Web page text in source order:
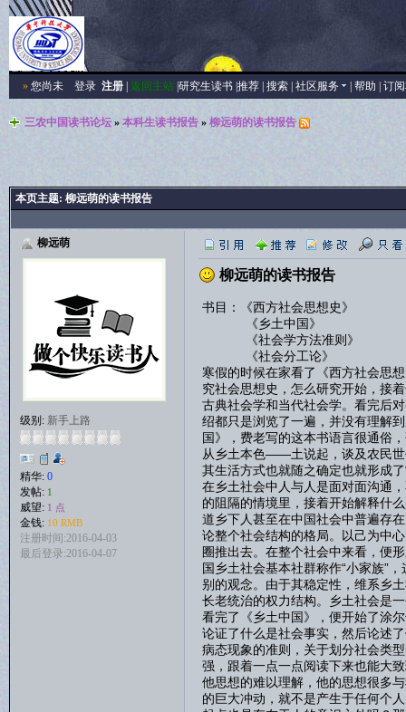
»您尚未 登录 注册| 返回主站| 研究生读书| 推荐| 搜索| 社区服务 帮助 订
三农中国读书论坛» 本科生读书报告» 柳远萌的读书报告
本页主题: 柳远萌的读书报告
柳远萌
级别: 新手上路
精华: 0
发帖: 1
威望: 1 点
金钱: 10 RMB
注册时间:2016-04-03
最后登录:2016-04-07
柳远萌的读书报告
书目：《西方社会思想史》
《乡土中国》
《社会学方法准则》
《社会分工论》
寒假的时候在家看了《西方社会思
究社会思想史，怎么研究开始，接
古典社会学和当代社会学。看完后
绍都只是浏览了一遍，并没有理解
国》，费老写的这本书语言很通俗
从乡土本色——土说起，谈及农民世
其生活方式也就随之确定也就形成
在乡土社会中人与人是面对面沟通
的阻隔的情境里，接着开始解释什
道乡下人甚至在中国社会中普遍存
论整个社会结构的格局。以己为中
圈推出去。在整个社会中来看，便
国乡土社会基本社群称作“小家族”
别的观念。由于其稳定性，维系乡
长老统治的权力结构。乡土社会是
看完了《乡土中国》，便开始了涂
论证了什么是社会事实，然后论述
病态现象的准则，关于划分社会类
强，跟着一点一点阅读下来也能大
他思想的难以理解，他的思想很多
的巨大冲动，就不是产生于任何个